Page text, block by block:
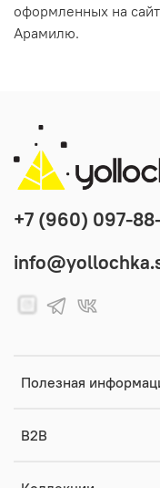
оформленных на
Арамилю.
Полезная
B2B
+7 (960) 097-